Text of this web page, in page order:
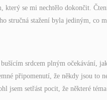
který se mi nechtělo dokončit.
stručná stažení byla jediným, co
srdcem plným očekávání,
připomenutí, že někdy jsou to
jsem setřást pocit, že některé